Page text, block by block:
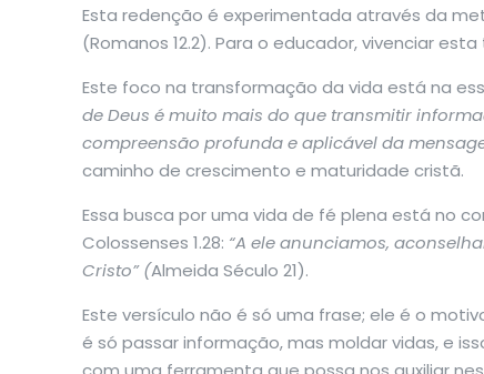
Esta redenção é experimentada através da
(Romanos 12.2). Para o educador, vivenciar
Este foco na transformação da vida está na
de Deus é muito mais do que transmitir
compreensão profunda e aplicável da
caminho de crescimento e maturidade cristã.
Essa busca por uma vida de fé plena está no
Colossenses 1.28: “A ele anunciamos,
Cristo” (Almeida Século 21).
Este versículo não é só uma frase; ele é o
é só passar informação, mas moldar vidas, e